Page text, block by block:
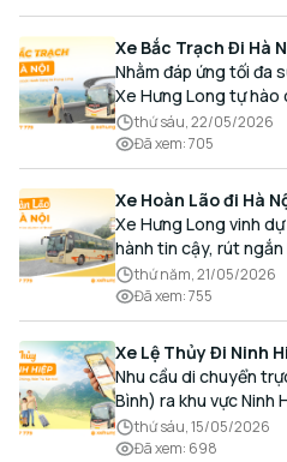
Xe Bắc Trạch Đi Hà
Hành Cùng Xe Hưng
Nhằm đáp ứng tối đa
Xe Hưng Long tự
lượng cao, an toàn
thứ sáu, 22/05/2026
Đã xem:705
Xe Hoàn Lão đi Hà
Cao cấp, Đón trả
Xe Hưng Long vinh
hành tin cậy, rút ngắn
và Thủ đô bằng chất
thứ năm, 21/05/2026
Đã xem:755
Xe Lệ Thủy Đi Ninh
Đón Trả Tận Nơi
Nhu cầu di chuyển
Bình) ra khu vực Ninh
càng gia tăng, đặc
nhu cầu giao thương,
thứ sáu, 15/05/2026
Đã xem: 698